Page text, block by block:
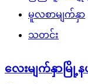
မူလစာမျက်နှာ
သတင်း
လေးမျက်နှာမြို့